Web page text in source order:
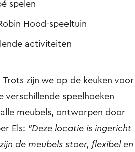
spelen
Hood-speeltuin
activiteiten
zijn we op de keuken voor
verschillende speelhoeken
meubels, ontworpen door
Els: “Deze locatie is ingericht
de meubels stoer, flexibel en